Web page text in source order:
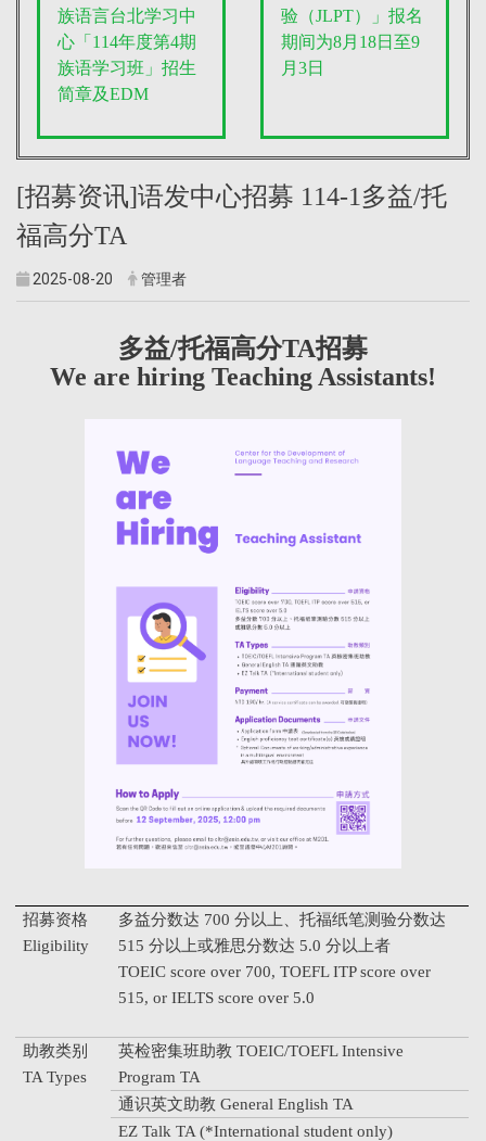
族语言台北学习中
心「114年度第4期
族语学习班」招生
简章及EDM
验（JLPT）」报名
期间为8月18日至9
月3日
[招募资讯]语发中心招募 114-1多益/托
福高分TA
2025-08-20 管理者
多益/托福高分TA招募
We are hiring Teaching Assistants!
招募资格
Eligibility
多益分数达 700 分以上、托福纸笔测验分数达
515 分以上或雅思分数达 5.0 分以上者
TOEIC score over 700, TOEFL ITP score over
515, or IELTS score over 5.0
助教类别
TA Types
英检密集班助教 TOEIC/TOEFL Intensive
Program TA
通识英文助教 General English TA
EZ Talk TA (*International student only)